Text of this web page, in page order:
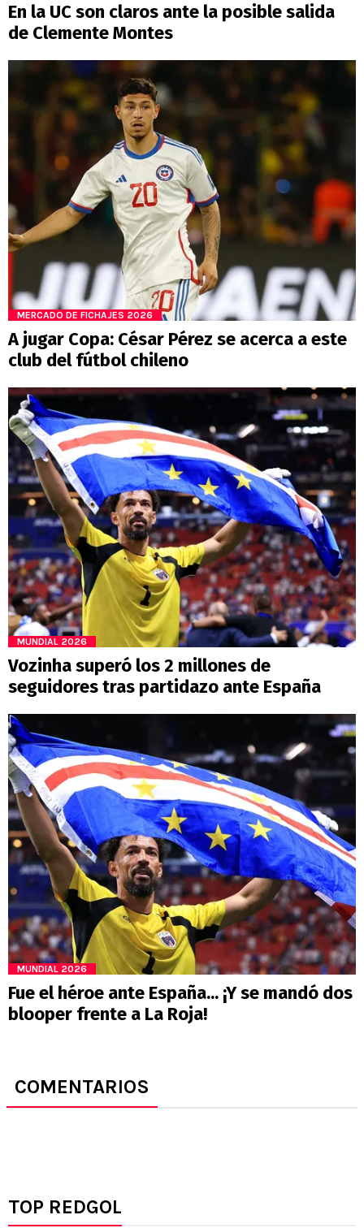
En la UC son claros ante la posible salida
de Clemente Montes
MERCADO DE FICHAJES 2026
A jugar Copa: César Pérez se acerca a este
club del fútbol chileno
MUNDIAL 2026
Vozinha superó los 2 millones de
seguidores tras partidazo ante España
MUNDIAL 2026
Fue el héroe ante España... ¡Y se mandó dos
blooper frente a La Roja!
COMENTARIOS
TOP REDGOL